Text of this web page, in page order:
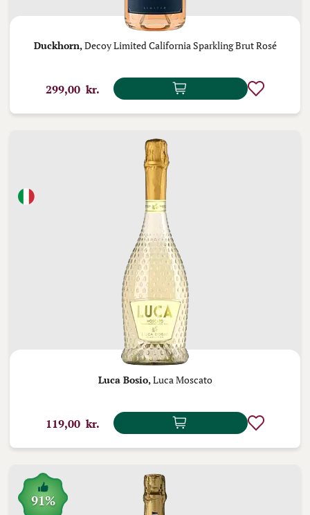
Duckhorn,Decoy Limited California Sparkling Brut Rosé
299,00 kr.
Luca Bosio, Luca Moscato
119,00 kr.
91%